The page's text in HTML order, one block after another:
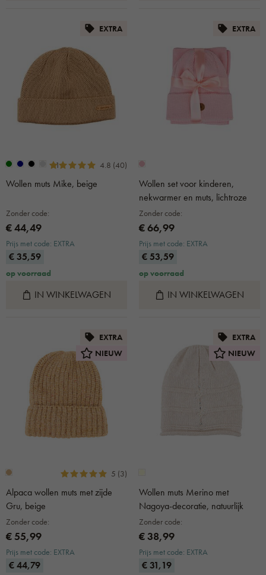
EXTRA
+1 4.8 (40)
Wollen muts Mike, beige
Zonder code:
€ 44,49
Prijs met code: EXTRA
€ 35,59
op voorraad
IN WINKELWAGEN
EXTRA
Wollen set voor kinderen,
nekwarmer en muts, lichtroze
Zonder code:
€ 66,99
Prijs met code: EXTRA
€ 53,59
op voorraad
IN WINKELWAGEN
EXTRA
NIEUW
5 (3)
Alpaca wollen muts met zijde
Gru, beige
Zonder code:
€ 55,99
Prijs met code: EXTRA
€ 44,79
EXTRA
NIEUW
Wollen muts Merino met
Nagoya-decoratie, natuurlijk
Zonder code:
€ 38,99
Prijs met code: EXTRA
€ 31,19